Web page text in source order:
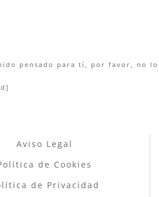
pensado para tí, por favor, no
Aviso Legal
de Cookies
de Privacidad